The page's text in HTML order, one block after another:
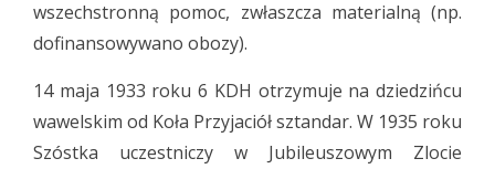
wszechstronną pomoc, zwłaszcza materialną (np.
dofinansowywano obozy).
14 maja 1933 roku 6 KDH otrzymuje na dziedzińcu
wawelskim od Koła Przyjaciół sztandar. W 1935 roku
Szóstka uczestniczy w Jubileuszowym Zlocie